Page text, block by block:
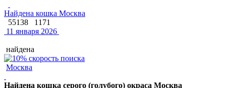
Найдена кошка Москва
55138
1171
11 января 2026
найдена
Москва
Найдена кошка серого (голубого) окраса Москва